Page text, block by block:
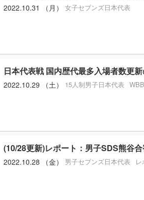
2022.10.31 （月） 女子セブンズ日本代表
日本代表戦 国内歴代最多入場者数更
2022.10.29 （土） 15人制男子日本代表 WBB
(10/28更新)レポート：男子SDS熊谷
2022.10.28 （金） 男子セブンズ日本代表 レ